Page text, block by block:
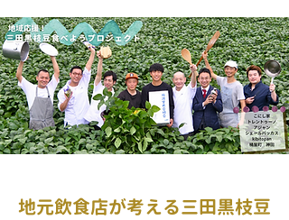
​地元飲食店が考える三田黒枝豆